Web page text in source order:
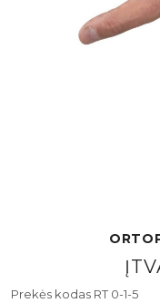
Prekės kodas RT 0-1-5